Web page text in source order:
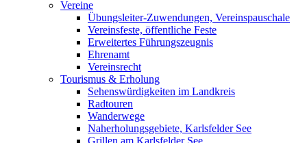
Vereine
Übungsleiter-Zuwendungen, Vereinspauschale
Vereinsfeste, öffentliche Feste
Erweitertes Führungszeugnis
Ehrenamt
Vereinsrecht
Tourismus & Erholung
Sehenswürdigkeiten im Landkreis
Radtouren
Wanderwege
Naherholungsgebiete, Karlsfelder See
Grillen am Karlsfelder See